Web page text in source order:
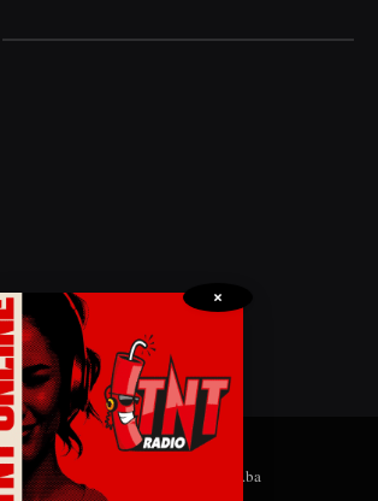
web dizajn i seo optimizacija by tnt.ba
×